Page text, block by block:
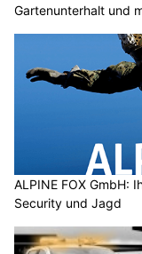
Gartenunterhalt und
ALPINE FOX GmbH:
Security und Jagd